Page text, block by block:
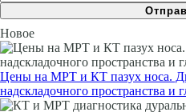
Новое
Цены на МРТ и КТ пазух носа.
надскладочного пространства и